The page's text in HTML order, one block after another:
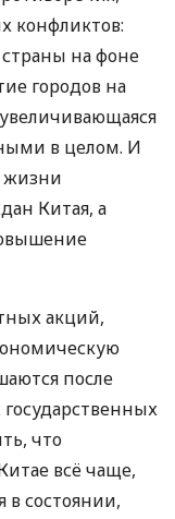
конфликтов:
страны на фоне
городов на
в целом. И
жизни
Китая, а
акций,
после
что
всё чаще,
в состоянии,